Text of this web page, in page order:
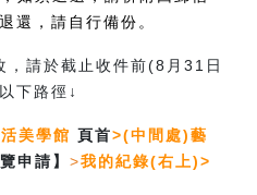
還，請自行備份。
請於截止收件前(8月31日
下路徑↓
美學館 頁首>(中間處)藝
申請】 >我的紀錄(右上)>